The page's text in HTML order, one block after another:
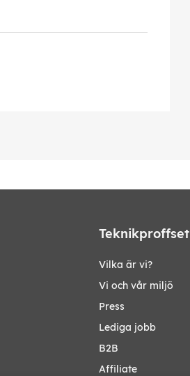
Teknikproffset
Vilka är vi?
Vi och vår miljö
Press
Lediga jobb
B2B
Affiliate